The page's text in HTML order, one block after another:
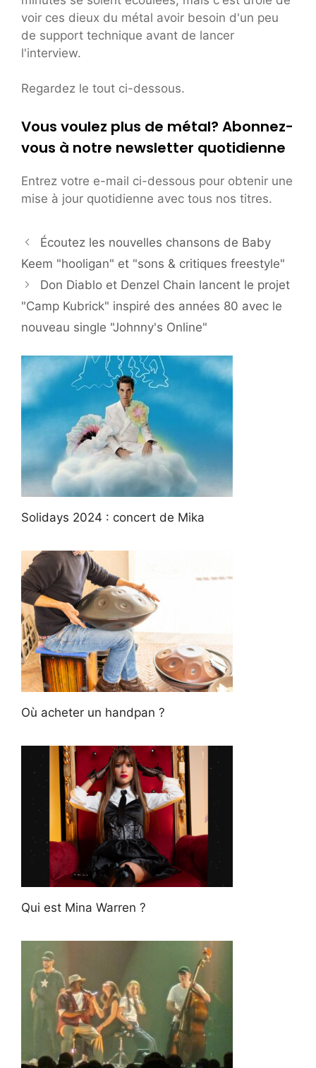
voir ces dieux du métal avoir besoin d'un peu
de support technique avant de lancer
l'interview.
Regardez le tout ci-dessous.
Vous voulez plus de métal? Abonnez-
vous à notre newsletter quotidienne
Entrez votre e-mail ci-dessous pour obtenir une
mise à jour quotidienne avec tous nos titres.
Écoutez les nouvelles chansons de Baby
Keem "hooligan" et "sons & critiques freestyle"
Don Diablo et Denzel Chain lancent le projet
"Camp Kubrick" inspiré des années 80 avec le
nouveau single "Johnny's Online"
Solidays 2024 : concert de Mika
Où acheter un handpan ?
Qui est Mina Warren ?